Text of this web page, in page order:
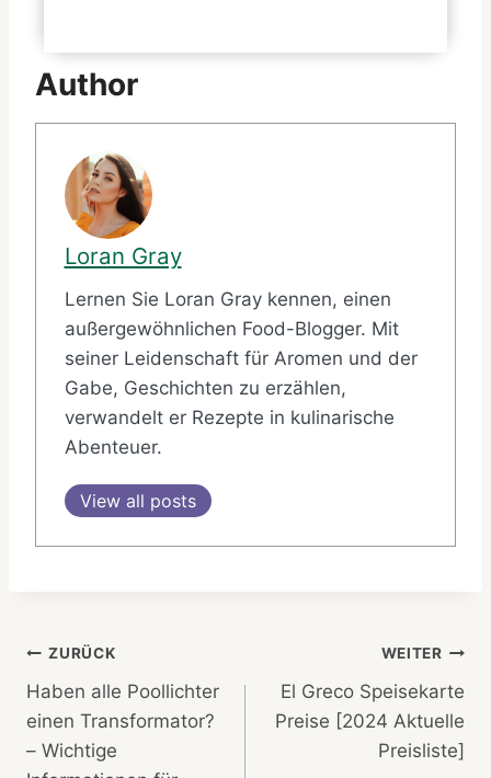
Author
Loran Gray
Lernen Sie Loran Gray kennen, einen
außergewöhnlichen Food-Blogger. Mit
seiner Leidenschaft für Aromen und der
Gabe, Geschichten zu erzählen,
verwandelt er Rezepte in kulinarische
Abenteuer.
View all posts
Beitragsnavigation
ZURÜCK
Haben alle Poollichter
einen Transformator?
– Wichtige
WEITER
El Greco Speisekarte
Preise [2024 Aktuelle
Preisliste]